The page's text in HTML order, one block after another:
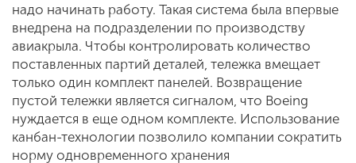
надо начинать работу. Такая система была впервые
внедрена на подразделении по производству
авиакрыла. Чтобы контролировать количество
поставленных партий деталей, тележка вмещает
только один комплект панелей. Возвращение
пустой тележки является сигналом, что Boeing
нуждается в еще одном комплекте. Использование
канбан-технологии позволило компании сократить
норму одновременного хранения